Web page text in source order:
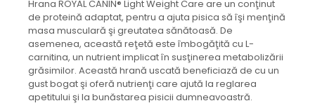
Hrana ROYAL CANIN® Light Weight Care are un conţinut
de proteină adaptat, pentru a ajuta pisica să îşi menţină
masa musculară şi greutatea sănătoasă. De
asemenea, această reţetă este îmbogăţită cu L-
carnitina, un nutrient implicat în susţinerea metabolizării
grăsimilor. Această hrană uscată beneficiază de cu un
gust bogat şi oferă nutrienţi care ajută la reglarea
apetitului şi la bunăstarea pisicii dumneavoastră.